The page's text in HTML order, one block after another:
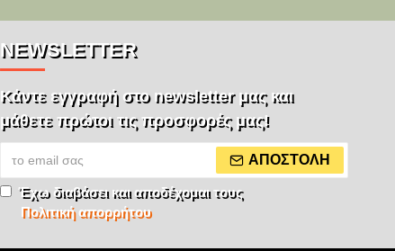
NEWSLETTER
Κάντε εγγραφή στο newsletter μας και
μάθετε πρώτοι τις προσφορές μας!
ΑΠΟΣΤΟΛΉ
Έχω διαβάσει και αποδέχομαι τους
Πολιτική απορρήτου